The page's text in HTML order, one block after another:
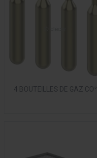
4 BOUTEILLES DE GAZ CO²